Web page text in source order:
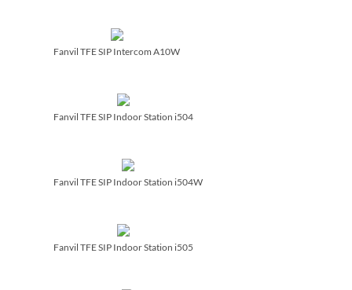
Fanvil TFE SIP Intercom A10W
Fanvil TFE SIP Indoor Station i504
Fanvil TFE SIP Indoor Station i504W
Fanvil TFE SIP Indoor Station i505